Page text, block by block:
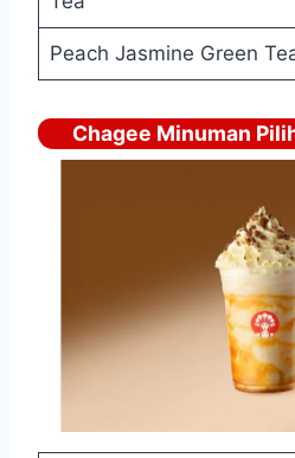
Peach Jasmine Green
Chagee Minuman